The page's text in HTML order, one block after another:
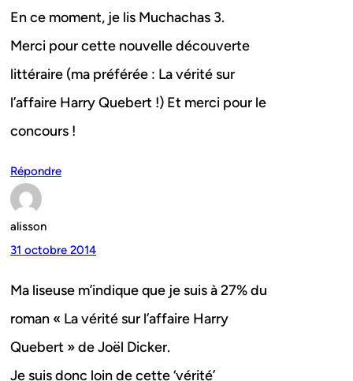
En ce moment, je lis Muchachas 3.
Merci pour cette nouvelle découverte
littéraire (ma préférée : La vérité sur
l’affaire Harry Quebert !) Et merci pour le
concours !
Répondre
alisson
31 octobre 2014
Ma liseuse m’indique que je suis à 27% du
roman « La vérité sur l’affaire Harry
Quebert » de Joël Dicker.
Je suis donc loin de cette ‘vérité’